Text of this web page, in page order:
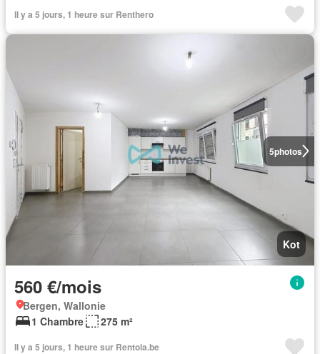
Il y a 5 jours, 1 heure sur Renthero
5photos
Kot
560 €/mois
Bergen, Wallonie
1 Chambre
275 m²
Il y a 5 jours, 1 heure sur Rentola.be